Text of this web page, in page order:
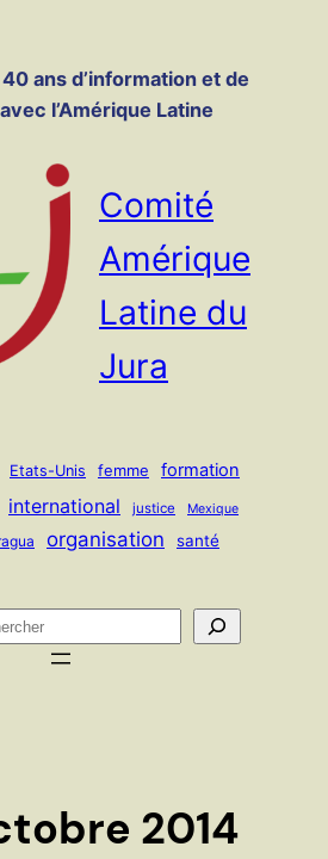
ans d’information et de
l’Amérique Latine
Comité
Amérique
Latine du
Jura
Etats-Unis femme formation
international justice Mexique
organisation santé
2014